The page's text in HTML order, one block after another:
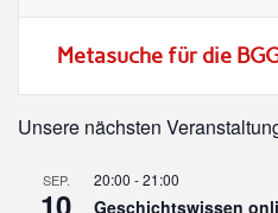
Metasuche für die
Unsere nächsten
SEP.
10
20:00 -21:00
Geschichtswissen